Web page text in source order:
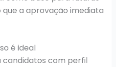
que a aprovação imediata
é ideal
candidatos com perfil